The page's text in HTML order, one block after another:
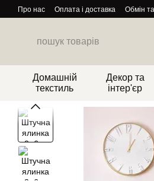
Перейти до основного контенту
Про нас Оплата і доставка Обмін
Домашній
текстиль
Декор та
інтер'єр